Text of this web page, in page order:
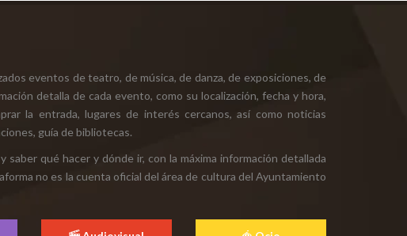
eventos de teatro, de música, de danza, de exposiciones, de
detalla de cada evento, como su localización, fecha y hora,
la entrada, lugares de interés cercanos, así como noticias
guía de bibliotecas.
qué hacer y dónde ir, con la máxima información detallada
no es la cuenta oficial del área de cultura del Ayuntamiento